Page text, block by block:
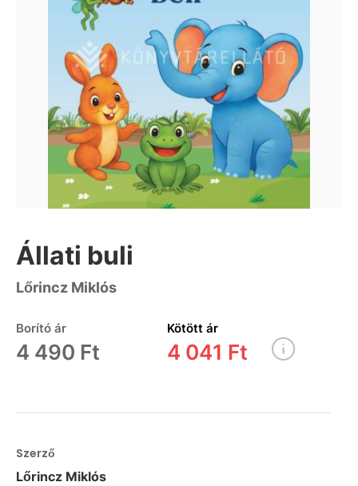
Állati buli
Lőrincz Miklós
Borító ár
4 490 Ft
Kötött ár
4 041 Ft
Szerző
Lőrincz Miklós